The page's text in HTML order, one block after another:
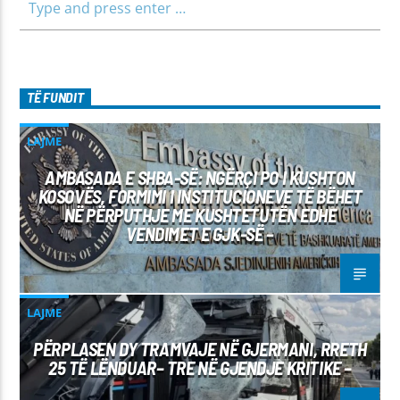
TË FUNDIT
LAJME
AMBASADA E SHBA-SË: NGËRÇI PO I KUSHTON
KOSOVËS, FORMIMI I INSTITUCIONEVE TË BËHET
NË PËRPUTHJE ME KUSHTETUTËN EDHE
VENDIMET E GJK-SË –
LAJME
PËRPLASEN DY TRAMVAJE NË GJERMANI, RRETH
25 TË LËNDUAR– TRE NË GJENDJE KRITIKE –